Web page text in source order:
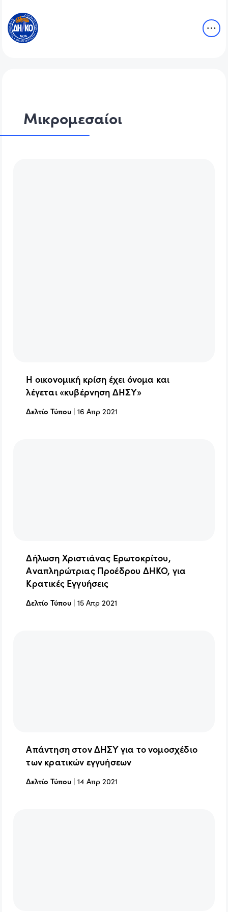
Μικρομεσαίοι
Η οικονομική κρίση έχει όνομα και
λέγεται «κυβέρνηση ΔΗΣΥ»
Δελτίο Τύπου |16 Απρ 2021
Δήλωση Χριστιάνας Ερωτοκρίτου,
Αναπληρώτριας Προέδρου ΔΗΚΟ, για
Κρατικές Εγγυήσεις
Δελτίο Τύπου |15 Απρ 2021
Απάντηση στον ΔΗΣΥ για το νομοσχέδιο
των κρατικών εγγυήσεων
Δελτίο Τύπου |14 Απρ 2021